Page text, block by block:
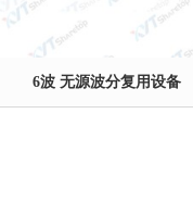
6波 无源波分复用设备